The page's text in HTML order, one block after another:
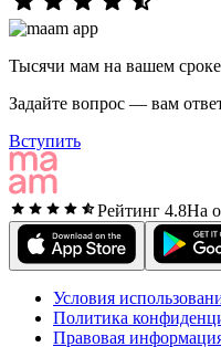
Тысячи мам на вашем сроке
Задайте вопрос — вам
Вступить
Рейтинг 4.8На
Условия
Политика
Правовая